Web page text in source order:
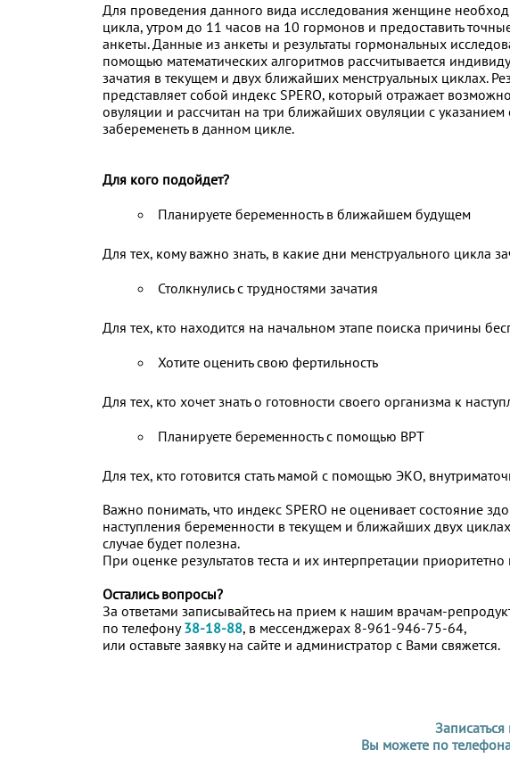
Для проведения данного вида исследования женщине
цикла, утром до 11 часов на 10 гормонов и предоставить
анкеты. Данные из анкеты и результаты гормональных
помощью математических алгоритмов рассчитывается
зачатия в текущем и двух ближайших менструальных циклах.
представляет собой индекс SPERO, который отражает
овуляции и рассчитан на три ближайших овуляции с
забеременеть в данном цикле.
Для кого подойдет?
Планируете беременность в ближайшем будущем
Для тех, кому важно знать, в какие дни менструального цикла
Столкнулись с трудностями зачатия
Для тех, кто находится на начальном этапе поиска причины
Хотите оценить свою фертильность
Для тех, кто хочет знать о готовности своего организма к
Планируете беременность с помощью ВРТ
Для тех, кто готовится стать мамой с помощью ЭКО,
Важно понимать, что индекс SPERO не оценивает состояние
наступления беременности в текущем и ближайших двух
случае будет полезна.
При оценке результатов теста и их интерпретации
Остались вопросы?
За ответами записывайтесь на прием к нашим врачам-
по телефону38-18-88, в мессенджерах 8-961-946-75-64,
или оставьте заявку на сайте и администратор с Вами свяжется.
Вы можете по